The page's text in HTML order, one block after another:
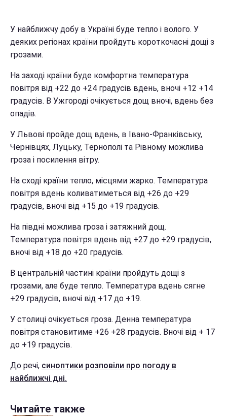
У найближчу добу в Україні буде тепло і волого. У
деяких регіонах країни пройдуть короткочасні дощі з
грозами.
На заході країни буде комфортна температура
повітря від +22 до +24 градусів вдень, вночі +12 +14
градусів. В Ужгороді очікується дощ вночі, вдень без
опадів.
У Львові пройде дощ вдень, в Івано-Франківську,
Чернівцях, Луцьку, Тернополі та Рівному можлива
гроза і посилення вітру.
На сході країни тепло, місцями жарко. Температура
повітря вдень коливатиметься від +26 до +29
градусів, вночі від +15 до +19 градусів.
На півдні можлива гроза і затяжний дощ.
Температура повітря вдень від +27 до +29 градусів,
вночі від +18 до +20 градусів.
В центральній частині країни пройдуть дощі з
грозами, але буде тепло. Температура вдень сягне
+29 градусів, вночі від +17 до +19.
У столиці очікується гроза. Денна температура
повітря становитиме +26 +28 градусів. Вночі від + 17
до +19 градусів.
До речі, синоптики розповіли про погоду в
найближчі дні.
Читайте также